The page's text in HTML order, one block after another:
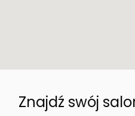
Znajdź swój